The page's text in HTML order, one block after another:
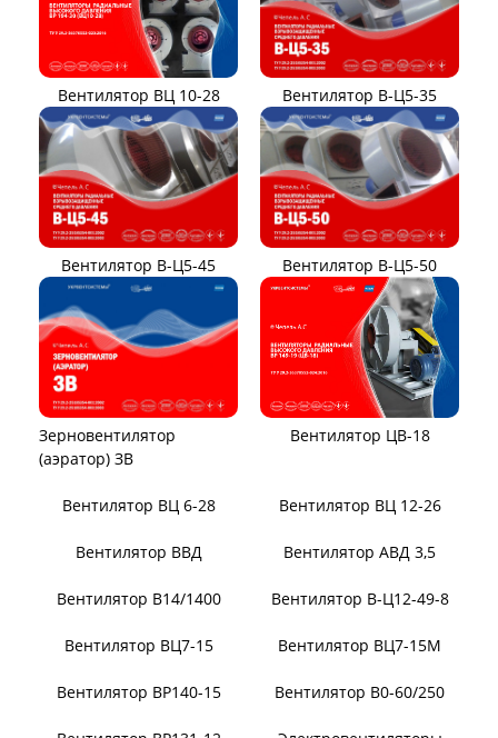
Вентилятор ВЦ 10-28 Вентилятор В-Ц5-35
Вентилятор В-Ц5-45 Вентилятор В-Ц5-50
Зерновентилятор
(аэратор) ЗВ
Вентилятор ЦВ-18